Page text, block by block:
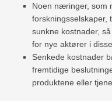
Noen næringer, som
forskningsselskaper,
sunkne kostnader,
for nye aktører i
Senkede kostnader
fremtidige
produktene eller